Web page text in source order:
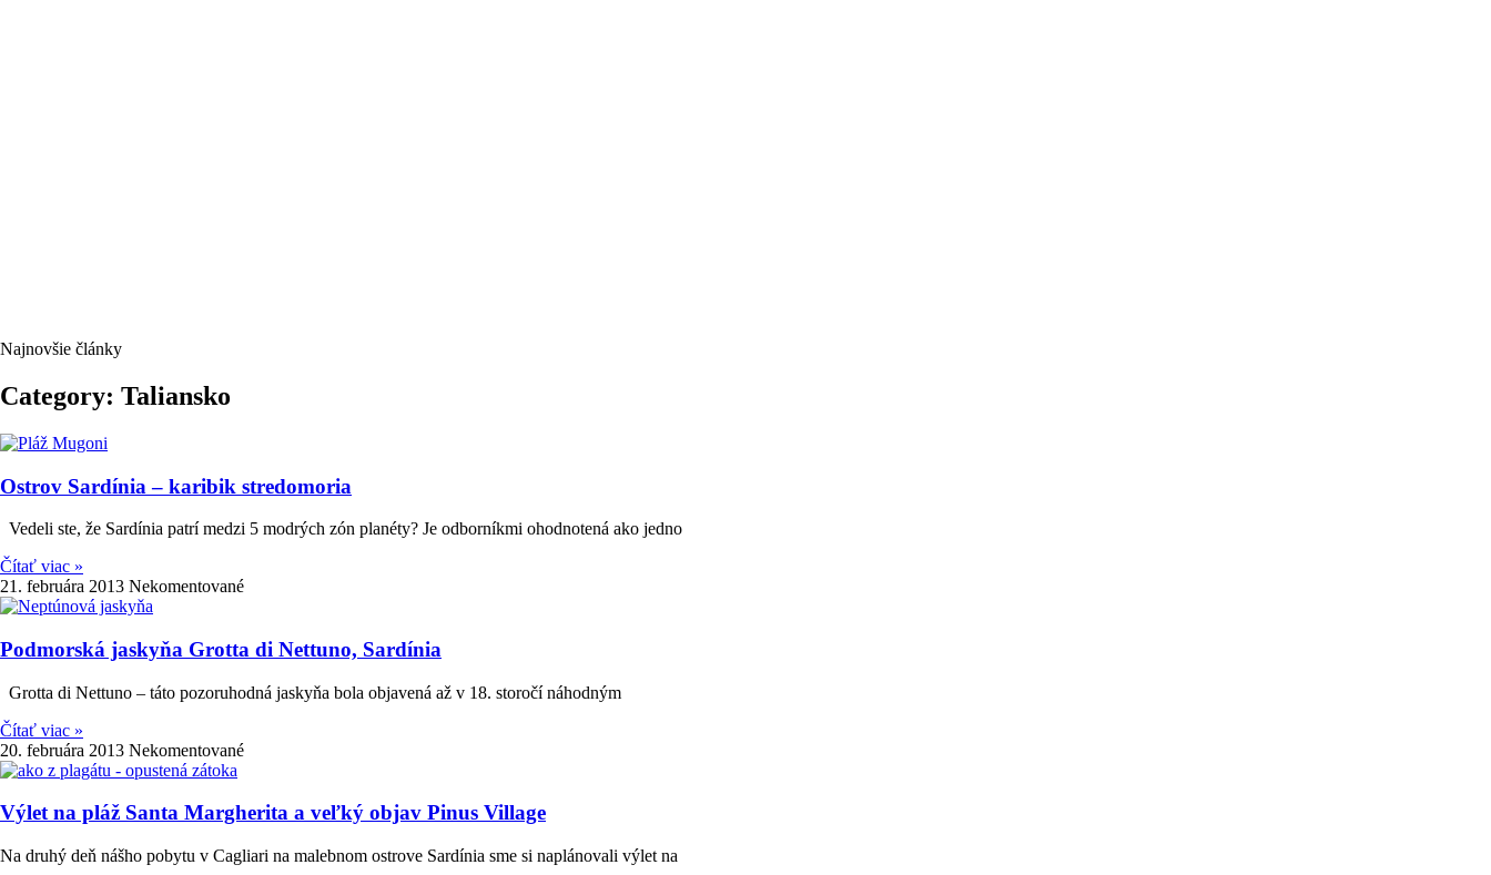
Najnovšie články
Category: Taliansko
Ostrov Sardínia – karibik stredomoria
Vedeli ste, že Sardínia patrí medzi 5 modrých zón planéty? Je odborníkmi ohodnotená ako jedno
Čítať viac »
21. februára 2013 Nekomentované
Podmorská jaskyňa Grotta di Nettuno, Sardínia
Grotta di Nettuno – táto pozoruhodná jaskyňa bola objavená až v 18. storočí náhodným
Čítať viac »
20. februára 2013 Nekomentované
Výlet na pláž Santa Margherita a veľký objav Pinus Village
Na druhý deň nášho pobytu v Cagliari na malebnom ostrove Sardínia sme si naplánovali výlet na